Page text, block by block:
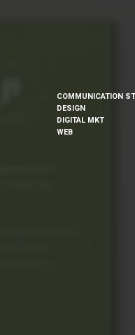
COMMUNICATION
DESIGN
DIGITAL MKT
WEB